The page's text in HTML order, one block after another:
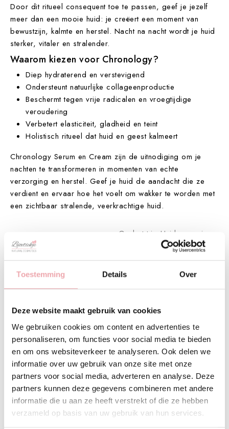
Toestemming Details Over
Deze website maakt gebruik van cookies
We gebruiken cookies om content en advertenties te
personaliseren, om functies voor social media te bieden
en om ons websiteverkeer te analyseren. Ook delen we
informatie over uw gebruik van onze site met onze
partners voor social media, adverteren en analyse. Deze
partners kunnen deze gegevens combineren met andere
informatie die u aan ze heeft verstrekt of die ze hebben
verzameld op basis van uw gebruik van hun services.
Door dit ritueel consequent toe te passen, geef je jezelf
meer dan een mooie huid: je creëert een moment van
bewustzijn, kalmte en herstel. Nacht na nacht wordt je huid
sterker, vitaler en stralender.
Waarom kiezen voor Chronology?
Diep hydraterend en verstevigend
Ondersteunt natuurlijke collageenproductie
Beschermt tegen vrije radicalen en vroegtijdige
veroudering
Verbetert elasticiteit, gladheid en teint
Holistisch ritueel dat huid en geest kalmeert
Chronology Serum en Cream zijn de uitnodiging om je
nachten te transformeren in momenten van echte
verzorging en herstel. Geef je huid de aandacht die ze
verdient en ervaar hoe het voelt om wakker te worden met
een zichtbaar stralende, veerkrachtige huid.
Geplaatst in: Huidverzorging
Laat een reactie achter
Naam
E-mail
Onderwerp
Opmerking